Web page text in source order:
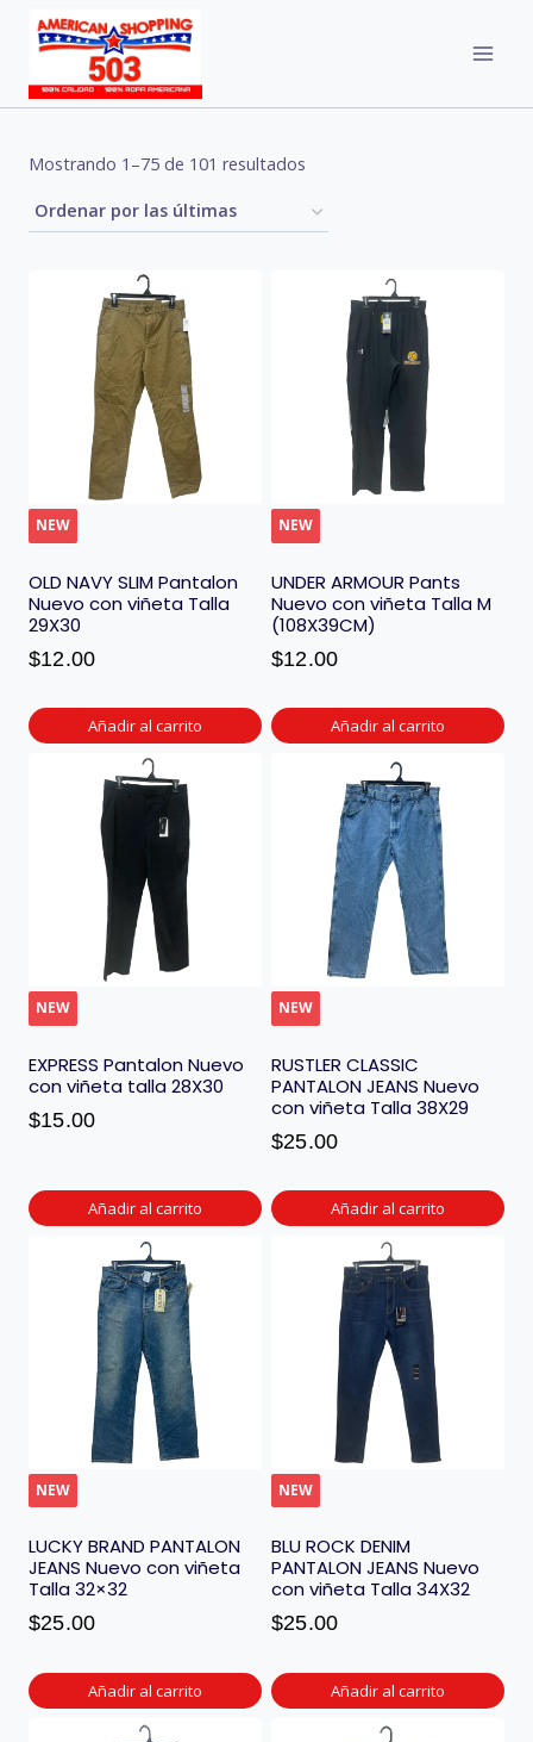
content
Mostrando 1–75 de 101 resultados
latest
NEW
OLD NAVY SLIM Pantalon
Nuevo con viñeta Talla
29X30
$12.00
Añadir al carrito
NEW
UNDER ARMOUR Pants
Nuevo con viñeta Talla M
(108X39CM)
$12.00
Añadir al carrito
NEW
EXPRESS Pantalon Nuevo
con viñeta talla 28X30
$15.00
Añadir al carrito
NEW
RUSTLER CLASSIC
PANTALON JEANS Nuevo
con viñeta Talla 38X29
$25.00
Añadir al carrito
NEW
LUCKY BRAND PANTALON
JEANS Nuevo con viñeta
Talla 32×32
$25.00
Añadir al carrito
NEW
BLU ROCK DENIM
PANTALON JEANS Nuevo
con viñeta Talla 34X32
$25.00
Añadir al carrito